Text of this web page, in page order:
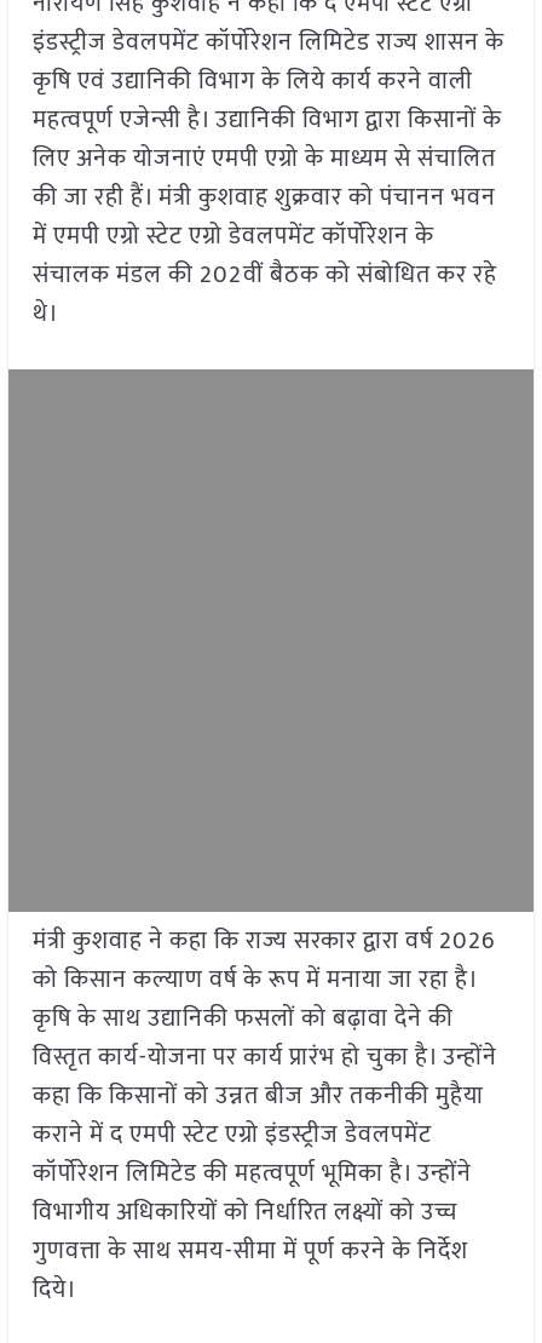
इंडस्ट्रीज डेवलपमेंट कॉर्पोरेशन लिमिटेड राज्य शासन के
कृषि एवं उद्यानिकी विभाग के लिये कार्य करने वाली
महत्वपूर्ण एजेन्सी है। उद्यानिकी विभाग द्वारा किसानों के
लिए अनेक योजनाएं एमपी एग्रो के माध्यम से संचालित
की जा रही हैं। मंत्री कुशवाह शुक्रवार को पंचानन भवन
में एमपी एग्रो स्टेट एग्रो डेवलपमेंट कॉर्पोरेशन के
संचालक मंडल की 202वीं बैठक को संबोधित कर रहे
थे।
मंत्री कुशवाह ने कहा कि राज्य सरकार द्वारा वर्ष 2026
को किसान कल्याण वर्ष के रूप में मनाया जा रहा है।
कृषि के साथ उद्यानिकी फसलों को बढ़ावा देने की
विस्तृत कार्य-योजना पर कार्य प्रारंभ हो चुका है। उन्होंने
कहा कि किसानों को उन्नत बीज और तकनीकी मुहैया
कराने में द एमपी स्टेट एग्रो इंडस्ट्रीज डेवलपमेंट
कॉर्पोरेशन लिमिटेड की महत्वपूर्ण भूमिका है। उन्होंने
विभागीय अधिकारियों को निर्धारित लक्ष्यों को उच्च
गुणवत्ता के साथ समय-सीमा में पूर्ण करने के निर्देश
दिये।